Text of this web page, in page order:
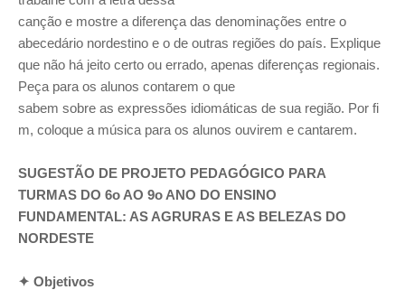
canção e mostre a diferença das denominações entre o
abecedário nordestino e o de outras regiões do país. Explique
que não há jeito certo ou errado, apenas diferenças regionais.
Peça para os alunos contarem o que
sabem sobre as expressões idiomáticas de sua região. Por fi
m, coloque a música para os alunos ouvirem e cantarem.
SUGESTÃO DE PROJETO PEDAGÓGICO PARA
TURMAS DO 6o AO 9o ANO DO ENSINO
FUNDAMENTAL: AS AGRURAS E AS BELEZAS DO
NORDESTE
✦ Objetivos